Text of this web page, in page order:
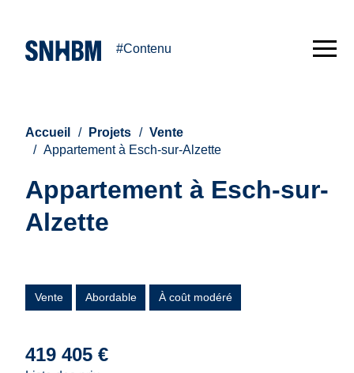
#Contenu
Accueil Projets
Vente
Appartement à Esch-sur-Alzette
Appartement à Esch-sur-
Alzette
Vente Abordable À coût modéré
419 405 €